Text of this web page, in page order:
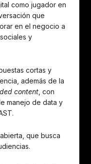
como jugador en
que
en el negocio a
y
cortas y
además de la
content, con
manejo de data y
que busca